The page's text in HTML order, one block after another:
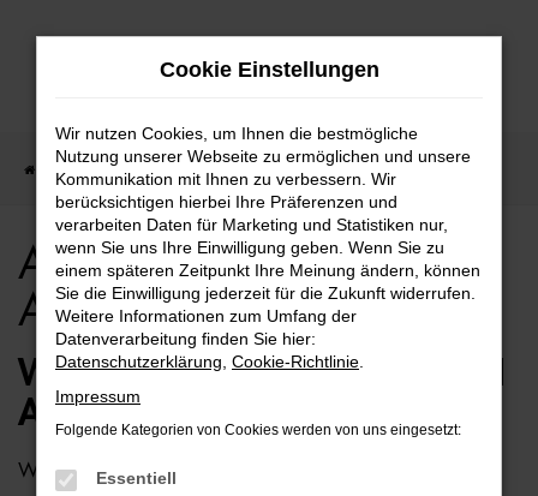
Zum
Startseite Bielefeld Audi Audi A6 für Bielefeld Top Angebote
Audi A6 für Bielefeld Top
Angebote
WIE WÄRE ES MIT EINEM AUDI
A6 FÜR BIELEFELD?
Wer zu uns und damit zur Auto-Familie Ostermaier kommt,
Cookie Einstellungen
Wir nutzen Cookies, um Ihnen die bestmögliche
Nutzung unserer Webseite zu ermöglichen und unsere
Kommunikation mit Ihnen zu verbessern. Wir
berücksichtigen hierbei Ihre Präferenzen und
verarbeiten Daten für Marketing und Statistiken nur,
wenn Sie uns Ihre Einwilligung geben. Wenn Sie zu
einem späteren Zeitpunkt Ihre Meinung ändern, können
Sie die Einwilligung jederzeit für die Zukunft widerrufen.
Weitere Informationen zum Umfang der
Datenverarbeitung finden Sie hier:
Datenschutzerklärung Cookie-Richtlinie
Impressum
Folgende Kategorien von Cookies werden von uns eingesetzt:
Essentiell